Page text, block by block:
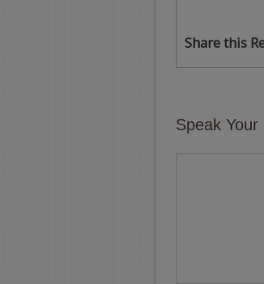
Share this
Speak Your